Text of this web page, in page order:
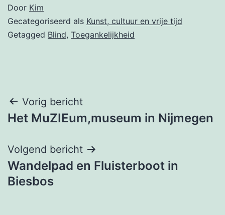
Door Kim
Gecategoriseerd als Kunst, cultuur en vrije tijd
Getagged Blind, Toegankelijkheid
Bericht
navigatie
Vorig bericht
Het MuZIEum,museum in Nijmegen
Volgend bericht
Wandelpad en Fluisterboot in
Biesbos